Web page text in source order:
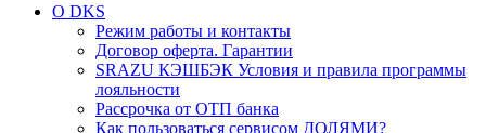
О DKS
Режим работы и контакты
Договор оферта. Гарантии
SRAZU КЭШБЭК Условия и правила программы
лояльности
Рассрочка от ОТП банка
Как пользоваться сервисом ДОЛЯМИ?